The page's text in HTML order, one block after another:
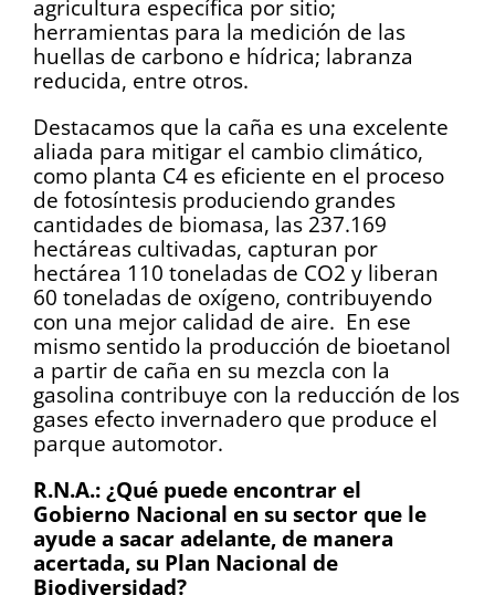
agricultura específica por sitio;
herramientas para la medición de las
huellas de carbono e hídrica; labranza
reducida, entre otros.
Destacamos que la caña es una excelente
aliada para mitigar el cambio climático,
como planta C4 es eficiente en el proceso
de fotosíntesis produciendo grandes
cantidades de biomasa, las 237.169
hectáreas cultivadas, capturan por
hectárea 110 toneladas de CO2 y liberan
60 toneladas de oxígeno, contribuyendo
con una mejor calidad de aire. En ese
mismo sentido la producción de bioetanol
a partir de caña en su mezcla con la
gasolina contribuye con la reducción de los
gases efecto invernadero que produce el
parque automotor.
R.N.A.: ¿Qué puede encontrar el
Gobierno Nacional en su sector que le
ayude a sacar adelante, de manera
acertada, su Plan Nacional de
Biodiversidad?